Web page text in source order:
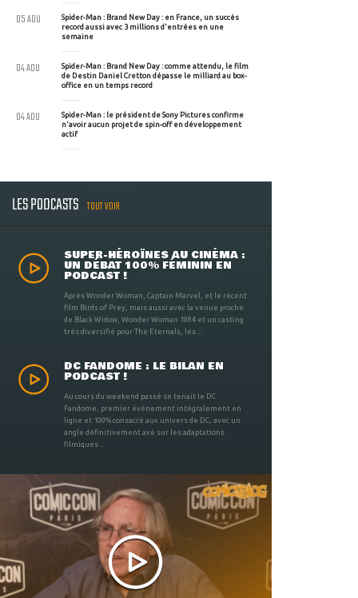
Spider-Man : Brand New Day : en France, un succès
record aussi avec 3 millions d'entrées en une
semaine
05 AOU
Spider-Man : Brand New Day : comme attendu, le film
de Destin Daniel Cretton dépasse le milliard au box-
office en un temps record
04 AOU
Spider-Man : le président de Sony Pictures confirme
n'avoir aucun projet de spin-off en développement
actif
04 AOU
LES PODCASTS TOUT VOIR
SUPER-HÉROÏNES AU CINÉMA :
UN DÉBAT 100% FÉMININ EN
PODCAST !
Après Wonder Woman, Captain Marvel, et le récent
film Birds of Prey, mais aussi avec la venue proche
de Black Widow, Wonder Woman 1984 et un casting
très diversifié pour The Eternals, les ...
DC FANDOME : LE BILAN EN
PODCAST !
Au cours du weekend passé se tenait le DC
Fandome, premier évènement intégralement en
ligne et 100% consacré aux univers de DC, avec un
angle définitivement axé sur les adaptations
filmiques ...